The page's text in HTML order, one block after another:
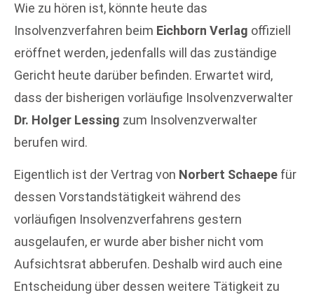
Wie zu hören ist, könnte heute das
Insolvenzverfahren beim Eichborn Verlag offiziell
eröffnet werden, jedenfalls will das zuständige
Gericht heute darüber befinden. Erwartet wird,
dass der bisherigen vorläufige Insolvenzverwalter
Dr. Holger Lessing zum Insolvenzverwalter
berufen wird.
Eigentlich ist der Vertrag von Norbert Schaepe für
dessen Vorstandstätigkeit während des
vorläufigen Insolvenzverfahrens gestern
ausgelaufen, er wurde aber bisher nicht vom
Aufsichtsrat abberufen. Deshalb wird auch eine
Entscheidung über dessen weitere Tätigkeit zu